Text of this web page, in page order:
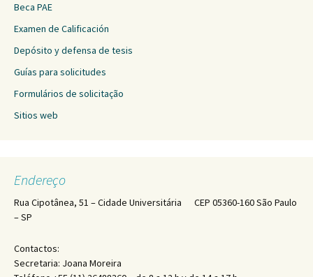
Beca PAE
Examen de Calificación
Depósito y defensa de tesis
Guías para solicitudes
Formulários de solicitação
Sitios web
Endereço
Rua Cipotânea, 51 – Cidade Universitária CEP 05360-160 São Paulo
– SP
Contactos:
Secretaria: Joana Moreira